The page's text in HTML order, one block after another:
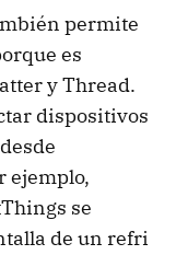
permite
es
y Thread.
dispositivos
ejemplo,
se
de un refri